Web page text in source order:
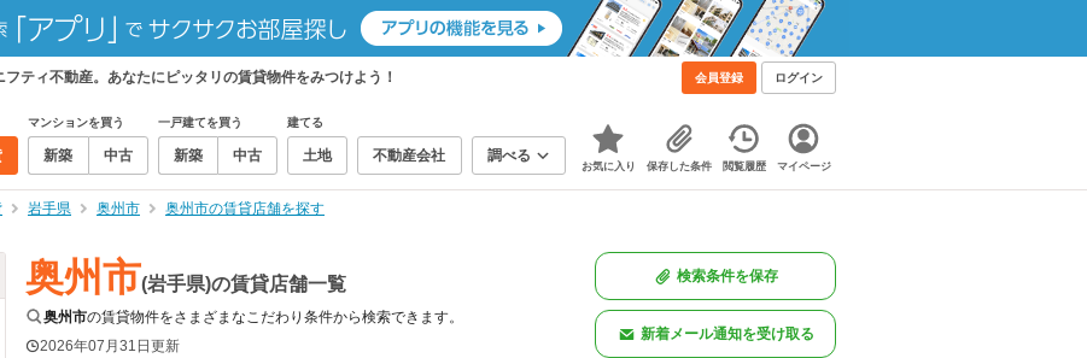
ティ不動産。あなたにピッタリの賃貸物件をみつけよう！ 会員登録 ログイン
マンションを買う
新築 中古
一戸建てを買う
新築 中古
建てる
土地 不動産会社 調べる
お気に入り 保存した条件 閲覧履歴 マイページ
岩手県 奥州市 奥州市の賃貸店舗を探す
奥州市(岩手県)の賃貸店舗一覧
奥州市の賃貸物件をさまざまなこだわり条件から検索できます。
2026年07月31日更新
検索条件を保存
新着メール通知を受け取る